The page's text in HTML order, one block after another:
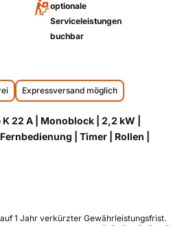
optionale
Serviceleistungen
buchbar
Expressversand möglich
22 A | Monoblock | 2,2 kW |
| Timer | Rollen |
1 Jahr verkürzter Gewährleistungsfrist.